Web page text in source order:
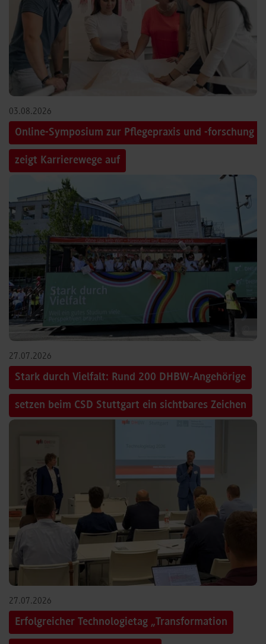
03.08.2026
Online-Symposium zur Pflegepraxis und -forschung
zeigt Karrierewege auf
27.07.2026
Stark durch Vielfalt: Rund 200 DHBW-Angehörige
setzen beim CSD Stuttgart ein sichtbares Zeichen
27.07.2026
Erfolgreicher Technologietag „Transformation